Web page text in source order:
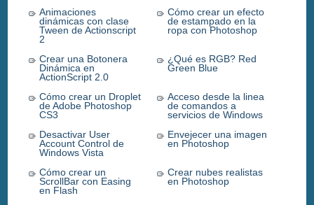
Animaciones
dinámicas con clase
Tween de Actionscript
2
Cómo crear un efecto
de estampado en la
ropa con Photoshop
Crear una Botonera
Dinámica en
ActionScript 2.0
¿Qué es RGB? Red
Green Blue
Cómo crear un Droplet
de Adobe Photoshop
CS3
Acceso desde la linea
de comandos a
servicios de Windows
Desactivar User
Account Control de
Windows Vista
Envejecer una imagen
en Photoshop
Cómo crear un
ScrollBar con Easing
en Flash
Crear nubes realistas
en Photoshop